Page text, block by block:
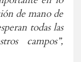
de mano de
todas las
campos”,